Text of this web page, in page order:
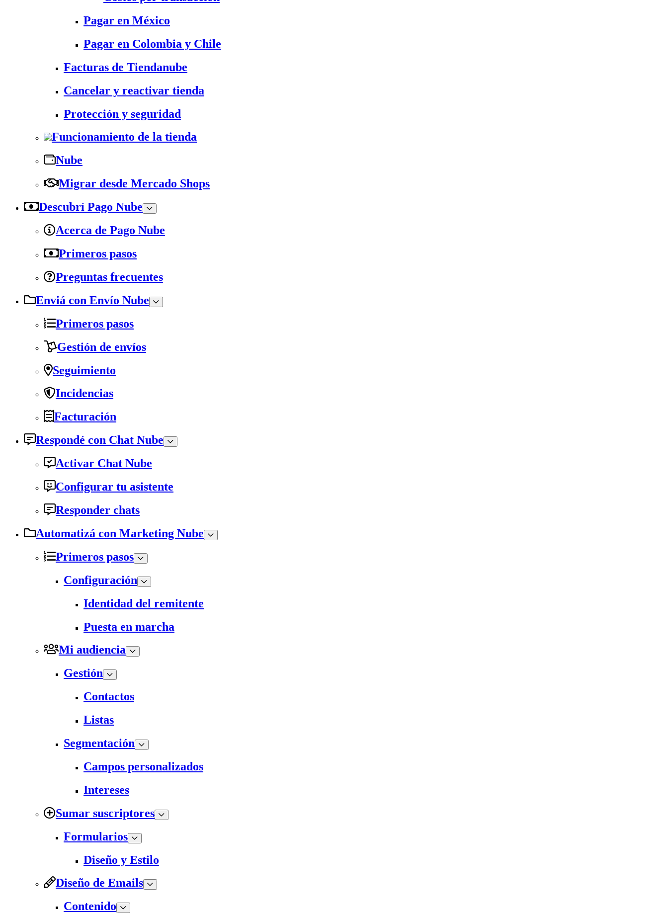
Pagar en México
Pagar en Colombia y Chile
Facturas de Tiendanube
Cancelar y reactivar tienda
Protección y seguridad
Funcionamiento de la tienda
Nube
Migrar desde Mercado Shops
Descubrí Pago Nube
Acerca de Pago Nube
Primeros pasos
Preguntas frecuentes
Enviá con Envío Nube
Primeros pasos
Gestión de envíos
Seguimiento
Incidencias
Facturación
Respondé con Chat Nube
Activar Chat Nube
Configurar tu asistente
Responder chats
Automatizá con Marketing Nube
Primeros pasos
Configuración
Identidad del remitente
Puesta en marcha
Mi audiencia
Gestión
Contactos
Listas
Segmentación
Campos personalizados
Intereses
Sumar suscriptores
Formularios
Diseño y Estilo
Diseño de Emails
Contenido